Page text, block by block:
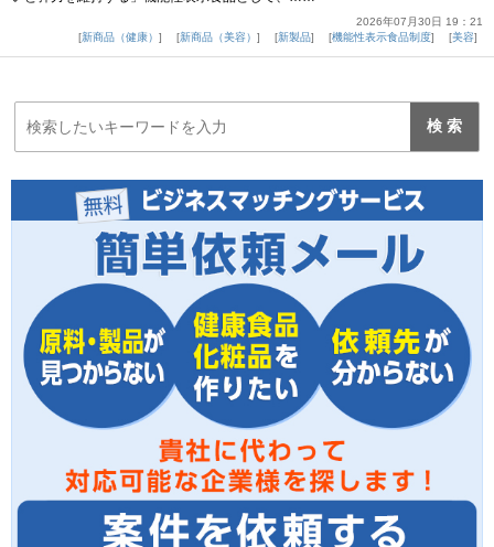
2026年07月30日 19：21
新商品（健康）
新商品（美容） 新製品 機能性表示食品制度 美容